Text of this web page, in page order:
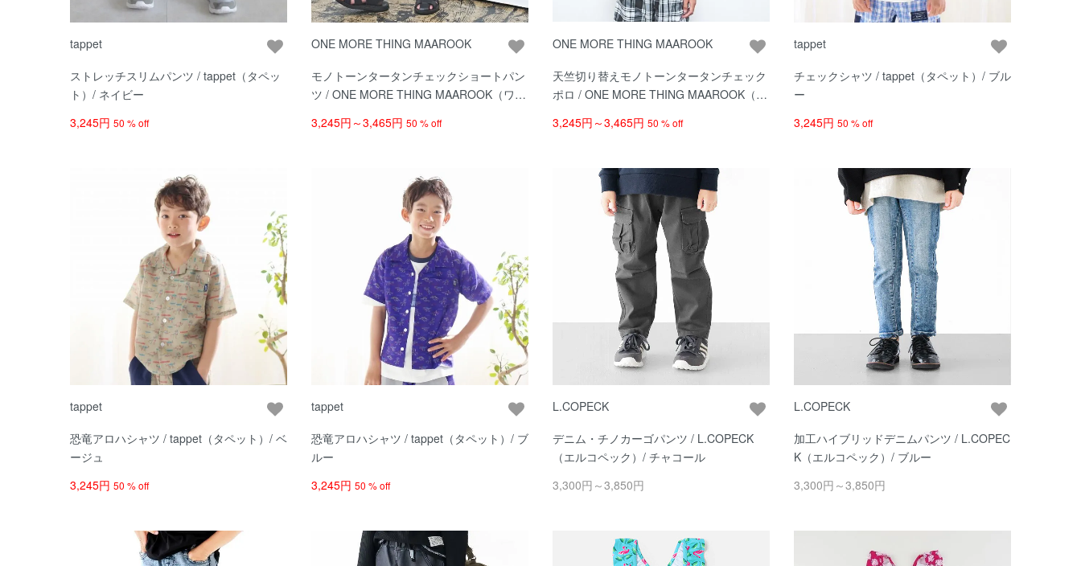
tappet
ストレッチスリムパンツ / tappet（タペッ
ト）/ ネイビー
3,245円 50 % off
ONE MORE THING MAAROOK
モノトーンタータンチェックショートパン
ツ / ONE MORE THING MAAROOK（ワン
3,245円～3,465円 50 % off
ONE MORE THING MAAROOK
天竺切り替えモノトーンタータンチェック
ポロ / ONE MORE THING MAAROOK（ワ
3,245円～3,465円 50 % off
tappet
チェックシャツ / tappet（タペット）/ ブル
ー
3,245円 50 % off
tappet
恐竜アロハシャツ / tappet（タペット）/ ベ
ージュ
3,245円 50 % off
tappet
恐竜アロハシャツ / tappet（タペット）/ ブ
ルー
3,245円 50 % off
L.COPECK
デニム・チノカーゴパンツ / L.COPECK
（エルコペック）/ チャコール
3,300円～3,850円
L.COPECK
加工ハイブリッドデニムパンツ / L.COPEC
K（エルコペック）/ ブルー
3,300円～3,850円